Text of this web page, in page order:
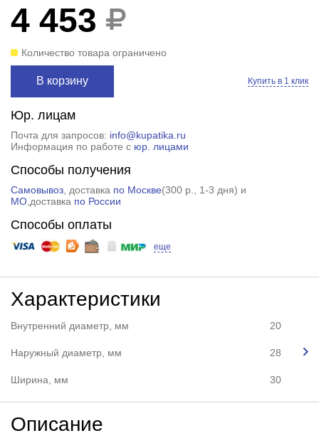
4 453
Количество товара ограничено
В корзину Купить в 1 клик
Юр. лицам
Почта для запросов: info@kupatika.ru
Информация по работе с юр. лицами
Способы получения
Самовывоз, доставка по Москве(300 р.
, 1-3 дня) и
МО,доставка по России
Способы оплаты
еще
Характеристики
Внутренний диаметр, мм 20
Наружный диаметр, мм 28
Ширина, мм 30
Описание